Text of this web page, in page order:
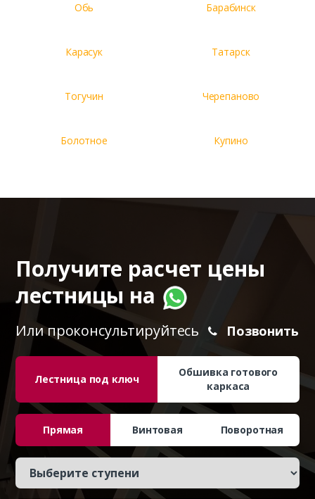
Обь Барабинск
Карасук Татарск
Тогучин Черепаново
Болотное Купино
Получите расчет цены
лестницы на
Или проконсультируйтесь Позвонить
Лестница под ключ
Обшивка готового
каркаса
Прямая Винтовая Поворотная